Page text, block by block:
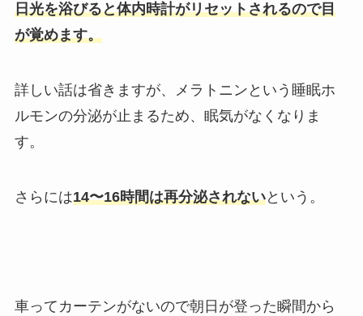
日光を浴びると体内時計がリセットされるので目
が覚めます。
詳しい話は省きますが、メラトニンという睡眠ホ
ルモンの分泌が止まるため、眠気がなくなりま
す。
さらには14〜16時間は再分泌されないという。
車ってカーテンがないので朝日が登った瞬間から